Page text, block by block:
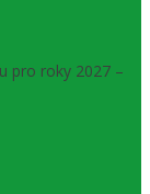
pro roky 2027 –